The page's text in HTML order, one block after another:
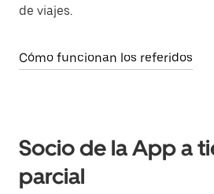
de viajes.
Cómo funcionan los referidos
Socio de la App a
parcial